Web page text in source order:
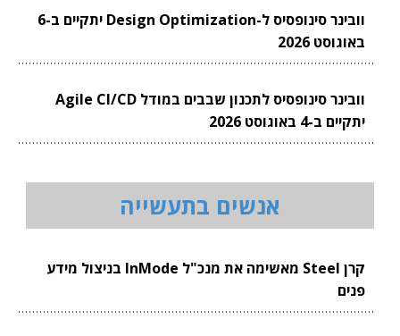
וובינר סינופסיס ל-Design Optimization יתקיים ב-6
באוגוסט 2026
וובינר סינופסיס לתכנון שבבים במודל Agile CI/CD
יתקיים ב-4 באוגוסט 2026
אנשים בתעשייה
קרן Steel מאשימה את מנכ"ל InMode בניצול מידע
פנים